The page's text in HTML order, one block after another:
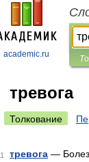
academic.ru
тревога
Толкование
1 тревога —